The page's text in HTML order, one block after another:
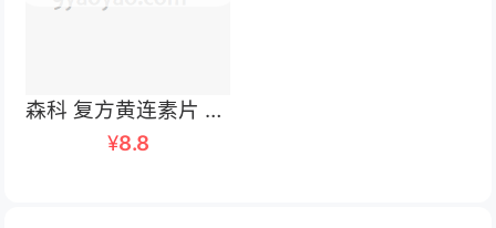
森科 复方黄连素片 100片
¥8.8